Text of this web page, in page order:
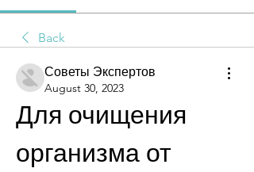
Back
Советы Экспертов
August 30, 2023
Для очищения
организма от